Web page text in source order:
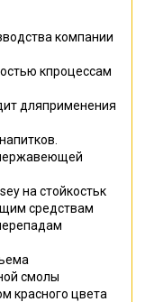
компании
кпроцессам
дляприменения
на стойкостьк
средствам
смолы
красного цвета